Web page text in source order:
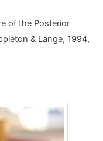
of the Posterior
& Lange, 1994,